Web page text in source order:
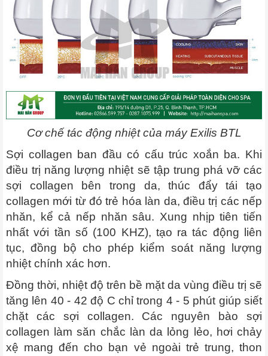
Cơ chế tác động nhiệt của máy Exilis BTL
Sợi collagen ban đầu có cấu trúc xoắn ba. Khi
điều trị năng lượng nhiệt sẽ tập trung phá vỡ các
sợi collagen bên trong da, thúc đẩy tái tạo
collagen mới từ đó trẻ hóa làn da, điều trị các nếp
nhăn, kể cả nếp nhăn sâu. Xung nhịp tiên tiến
nhất với tần số (100 KHZ), tạo ra tác động liên
tục, đồng bộ cho phép kiểm soát năng lượng
nhiệt chính xác hơn.
Đồng thời, nhiệt độ trên bề mặt da vùng điều trị sẽ
tăng lên 40 - 42 độ C chỉ trong 4 - 5 phút giúp siết
chặt các sợi collagen. Các nguyên bào sợi
collagen làm săn chắc làn da lỏng lẻo, hơi chảy
xệ mang đến cho bạn vẻ ngoài trẻ trung, thon